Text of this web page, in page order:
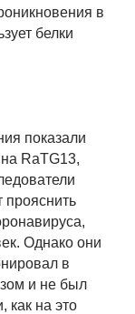
в
белки
показали
RaTG13,
прояснить
Однако они
в
и не был
как на это